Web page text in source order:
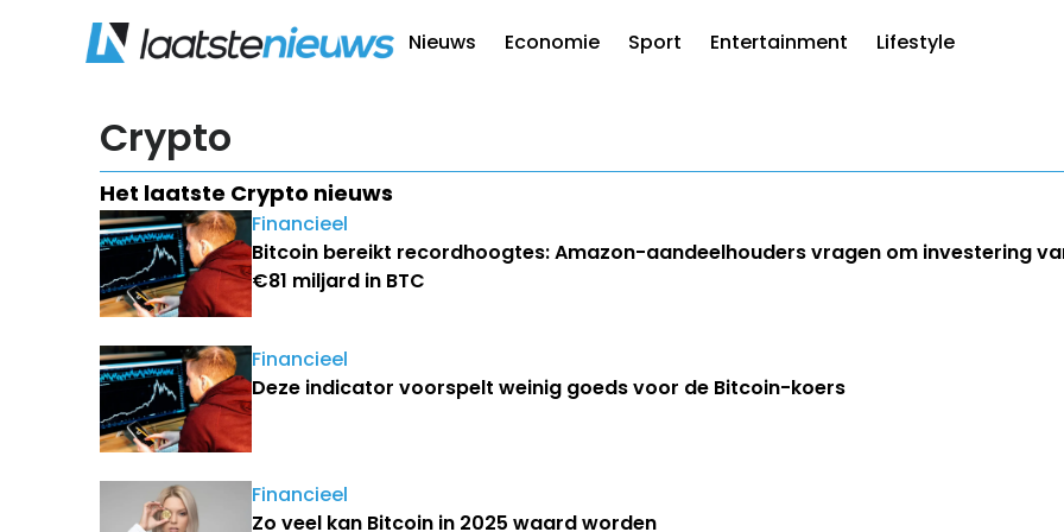
Nieuws Economie Sport Entertainment Lifestyle
Crypto
Het laatste Crypto nieuws
Financieel
Bitcoin bereikt recordhoogtes: Amazon-aandeelhouders vragen om investering
€81 miljard in BTC
Financieel
Deze indicator voorspelt weinig goeds voor de Bitcoin-koers
Financieel
Zo veel kan Bitcoin in 2025 waard worden